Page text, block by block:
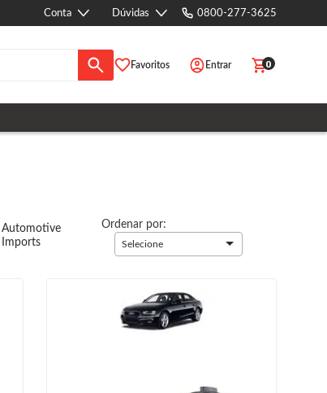
Conta Dúvidas 0800-277-3625
Favoritos Entrar 0
Automotive
Imports
Ordenar por:
Selecione